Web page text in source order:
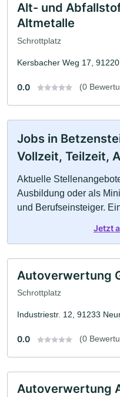
Alt- und
Altmetalle
Schrottplatz
Kersbacher Weg 17,
0.0 (0
Jobs in
Vollzeit, Teilzeit,
Aktuelle
Ausbildung oder als
und Berufseinsteiger.
Jetzt
Autoverwertung
Schrottplatz
Industriestr. 12, 91233
0.0 (0
Autoverwertung